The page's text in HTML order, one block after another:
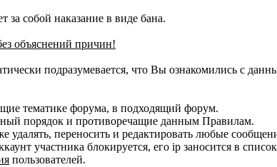
за собой наказание в виде бана.
объяснений причин!
подразумевается, что Вы ознакомились с
тематике форума, в подходящий форум.
порядок и противоречащие данным Правилам.
удалять, переносить и редактировать любые
участника блокируется, его ip заносится в
пользователей.